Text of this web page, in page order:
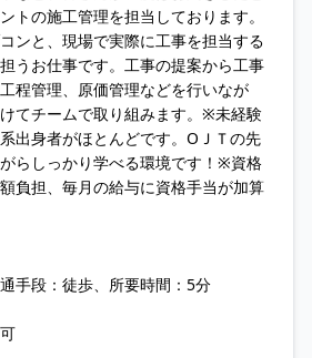
トの施工管理を担当しております。
ンと、現場で実際に工事を担当する
うお仕事です。工事の提案から工事
程管理、原価管理などを行いなが
てチームで取り組みます。※未経験
出身者がほとんどです。ОＪＴの先
らしっかり学べる環境です！※資格
負担、毎月の給与に資格手当が加算
手段：徒歩、所要時間：5分